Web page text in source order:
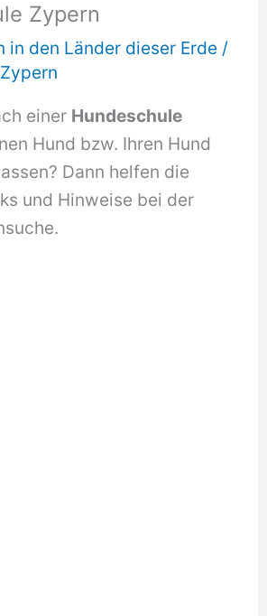
Zypern
in den Länder dieser Erde /
einer Hundeschule
Hund bzw. Ihren Hund
Dann helfen die
und Hinweise bei der